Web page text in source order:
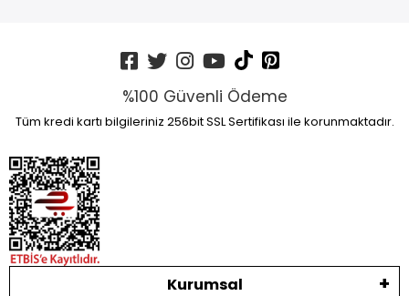
%100 Güvenli Ödeme
Tüm kredi kartı bilgileriniz 256bit SSL Sertifikası ile korunmaktadır.
Kurumsal